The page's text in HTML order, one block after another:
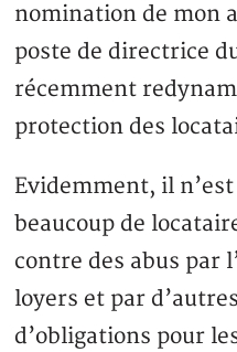
nomination de mon
poste de directrice
récemment
protection des
Evidemment, il
beaucoup de
contre des abus par
loyers et par
d’obligations pour